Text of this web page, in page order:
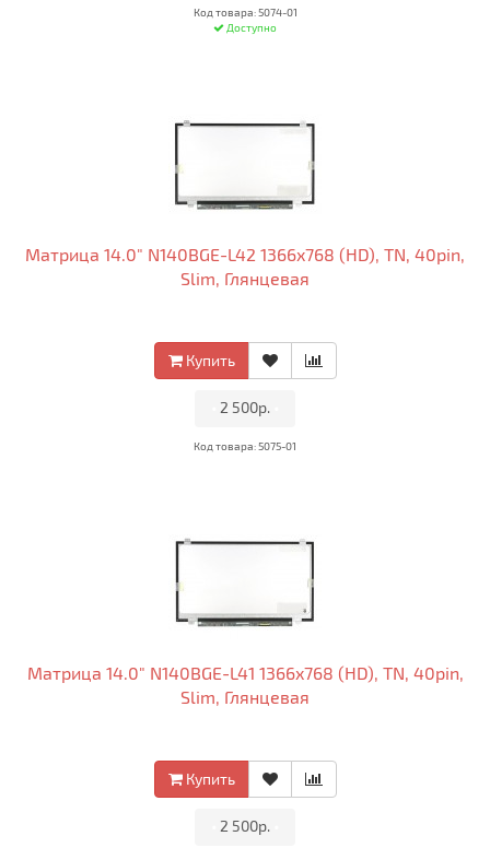
Код товара: 5074-01
Доступно
Матрица 14.0" N140BGE-L42 1366x768 (HD), TN, 40pin,
Slim, Глянцевая
Купить
2 500р.
Код товара: 5075-01
Матрица 14.0" N140BGE-L41 1366x768 (HD), TN, 40pin,
Slim, Глянцевая
Купить
2 500р.